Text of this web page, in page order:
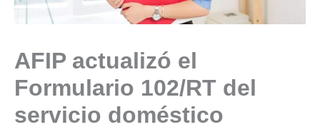
AFIP actualizó el
Formulario 102/RT del
servicio doméstico